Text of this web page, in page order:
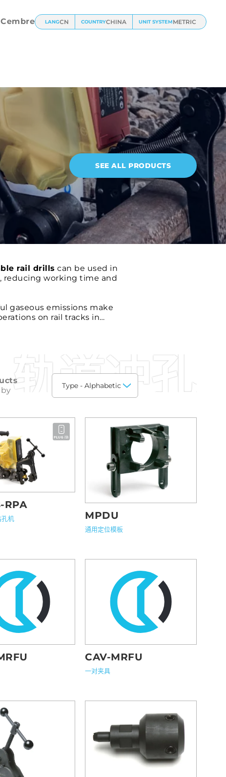
LANGCN COUNTRYCHINA UNIT SYSTEMMETRIC
Dies
SEE ALL PRODUCTS
rail drills can be used in
, reducing working time and
gaseous emissions make
on rail tracks in
轨道冲孔
RPA
孔机 MPDU
通用定位模板
CAV-MRFU
一对夹具